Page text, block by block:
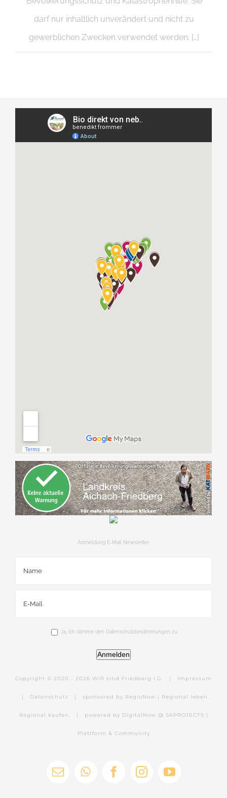
darf nur inhaltlich unverändert und nicht zu
gewerblichen Zwecken verwendet werden. […]
Anmeldung E-Mail Newsletter
Ja, ich stimme den Datenschutzbestimmungen zu.
Anmelden
Copyright © 2020 - 2026 WIR sind Friedberg i.G. | Impressum
| Datenschutz | sponsored by RegioNow | Regional leben.
Regional kaufen. | powered by DigitalNow @ SKPROJECTS |
Plattform & Community
E-
WhatsAppFacebookInstagramYouTube